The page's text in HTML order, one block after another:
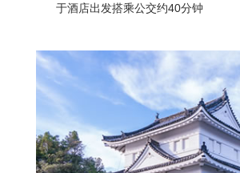
于酒店出发搭乘公交约40分钟